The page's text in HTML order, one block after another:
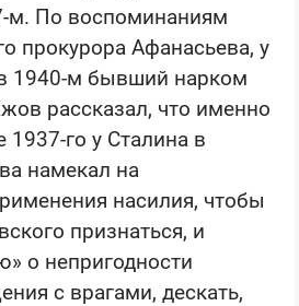
м. По воспоминаниям
прокурора Афанасьева, у
1940-м бывший нарком
рассказал, что именно
го у Сталина в
намекал на
насилия, чтобы
признаться, и
о непригодности
с врагами, дескать,